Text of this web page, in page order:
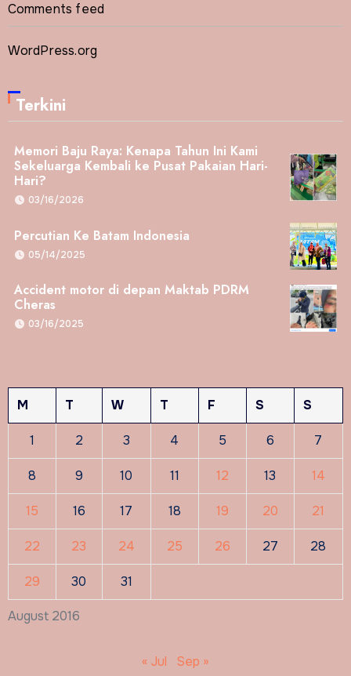
Comments feed
WordPress.org
Terkini
Memori Baju Raya: Kenapa Tahun Ini Kami
Sekeluarga Kembali ke Pusat Pakaian Hari-
Hari?
03/16/2026
Percutian Ke Batam Indonesia
05/14/2025
Accident motor di depan Maktab PDRM
Cheras
03/16/2025
August 2016
M T W T F S S
1 2 3 4 5 6 7
8 9 10 11 12 13 14
15 16 17 18 19 20 21
22 23 24 25 26 27 28
29 30 31
« Jul Sep »